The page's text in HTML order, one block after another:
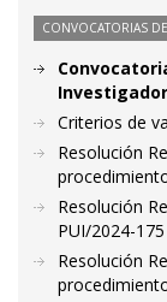
CONVOCATORIAS
Criterios de
Resolución
Resolución
PUI/2024-175
Resolución